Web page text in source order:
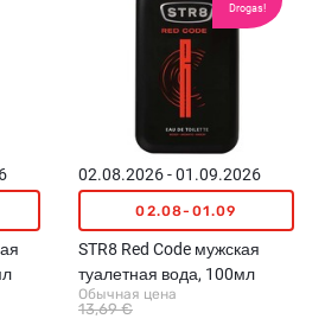
Drogas!
02.08.2026 - 01.09.2026
02.08-01.09
STR8 Red Code мужская
туалетная вода, 100мл
Обычная цена
13,69 €